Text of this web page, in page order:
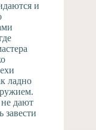
и
ладно
дают
завести